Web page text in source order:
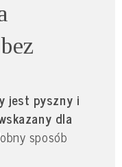
jest pyszny i
dla
sposób